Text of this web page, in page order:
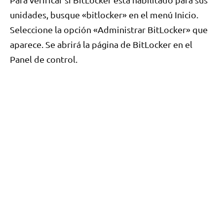
unidades, busque «bitlocker» en el menú Inicio.
Seleccione la opción «Administrar BitLocker» que
aparece. Se abrirá la página de BitLocker en el
Panel de control.